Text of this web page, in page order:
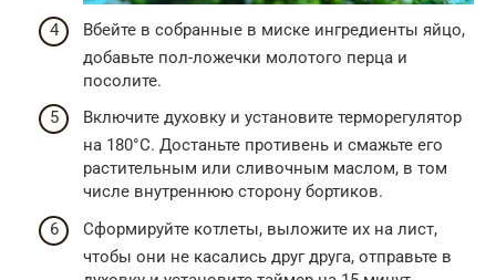
Вбейте в собранные в миске ингредиенты яйцо,
добавьте пол-ложечки молотого перца и
посолите.
Включите духовку и установите терморегулятор
на 180°C. Достаньте противень и смажьте его
растительным или сливочным маслом, в том
числе внутреннюю сторону бортиков.
Сформируйте котлеты, выложите их на лист,
чтобы они не касались друг друга, отправьте в